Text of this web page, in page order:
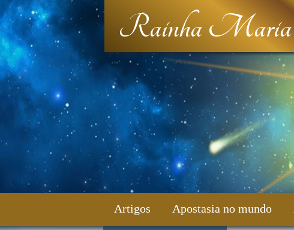
Rainha Maria
Artigos Apostasia no mundo